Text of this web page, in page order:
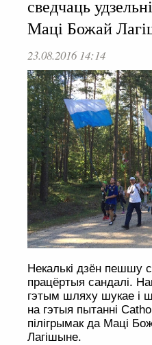
сведчаць
Маці Божай
23.08.2016 14:14
Некалькі дзён пешшу
працёртыя сандалі.
гэтым шляху шукае і
на гэтыя пытанні
пілігрымак да Маці
Лагішыне.